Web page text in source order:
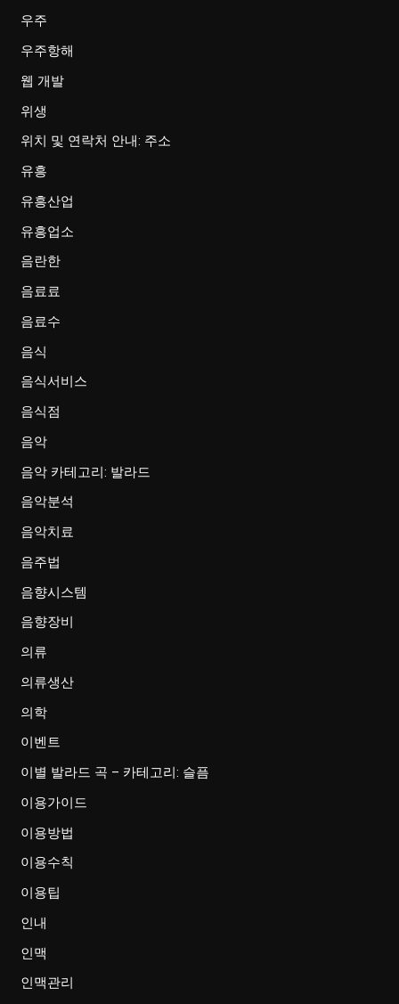
우주
우주항해
웹 개발
위생
위치 및 연락처 안내: 주소
유흥
유흥산업
유흥업소
음란한
음료료
음료수
음식
음식서비스
음식점
음악
음악 카테고리: 발라드
음악분석
음악치료
음주법
음향시스템
음향장비
의류
의류생산
의학
이벤트
이별 발라드 곡 – 카테고리: 슬픔
이용가이드
이용방법
이용수칙
이용팁
인내
인맥
인맥관리